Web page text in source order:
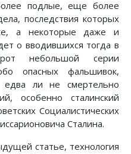
подлые, еще более
последствия которых
а некоторые даже и
о вводившихся тогда в
небольшой серии
опасных фальшивок,
едва ли не смертельно
особенно сталинский
Социалистических
Сталина.
статье, технология